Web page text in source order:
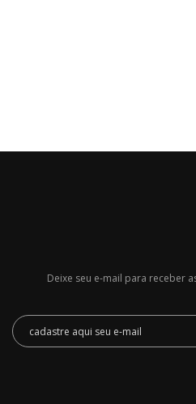
Deixe seu e-mail para receber